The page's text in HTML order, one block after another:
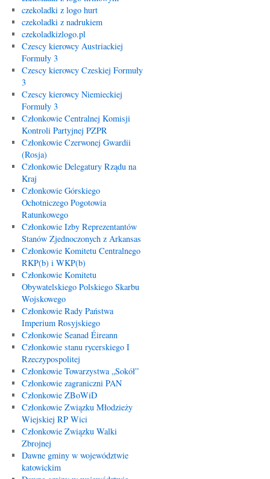
czekoladki z logo hurt
czekoladki z nadrukiem
czekoladkizlogo.pl
Czescy kierowcy Austriackiej
Formuły 3
Czescy kierowcy Czeskiej Formuły
3
Czescy kierowcy Niemieckiej
Formuły 3
Członkowie Centralnej Komisji
Kontroli Partyjnej PZPR
Członkowie Czerwonej Gwardii
(Rosja)
Członkowie Delegatury Rządu na
Kraj
Członkowie Górskiego
Ochotniczego Pogotowia
Ratunkowego
Członkowie Izby Reprezentantów
Stanów Zjednoczonych z Arkansas
Członkowie Komitetu Centralnego
RKP(b) i WKP(b)
Członkowie Komitetu
Obywatelskiego Polskiego Skarbu
Wojskowego
Członkowie Rady Państwa
Imperium Rosyjskiego
Członkowie Seanad Éireann
Członkowie stanu rycerskiego I
Rzeczypospolitej
Członkowie Towarzystwa „Sokół”
Członkowie zagraniczni PAN
Członkowie ZBoWiD
Członkowie Związku Młodzieży
Wiejskiej RP Wici
Członkowie Związku Walki
Zbrojnej
Dawne gminy w województwie
katowickim